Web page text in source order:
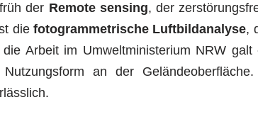
der Remote sensing, der
die fotogrammetrische Luftbildanalyse,
Arbeit im Umweltministerium NRW galt
an der